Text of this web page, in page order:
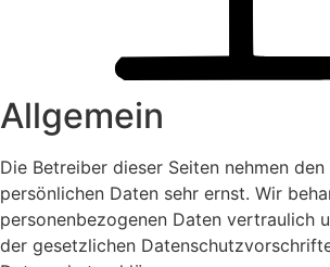
Allgemein
Die Betreiber dieser Seiten nehmen
persönlichen Daten sehr ernst. Wir
personenbezogenen Daten vertraulich
der gesetzlichen